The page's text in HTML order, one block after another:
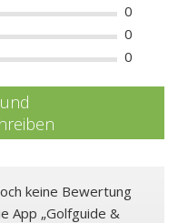
0
0
0
keine Bewertung
App „Golfguide &